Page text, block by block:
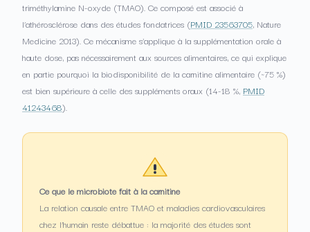
triméthylamine N-oxyde (TMAO). Ce composé est associé à
l’athérosclérose dans des études fondatrices (PMID 23563705, Nature
Medicine 2013). Ce mécanisme s’applique à la supplémentation orale à
haute dose, pas nécessairement aux sources alimentaires, ce qui explique
en partie pourquoi la biodisponibilité de la carnitine alimentaire (~75 %)
est bien supérieure à celle des suppléments oraux (14-18 %, PMID
41243468).
Ce que le microbiote fait à la carnitine
La relation causale entre TMAO et maladies cardiovasculaires
chez l’humain reste débattue : la majorité des études sont